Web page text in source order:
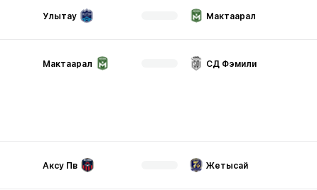
Улытау Мактаарал
Мактаарал СД Фэмили
Аксу Пв Жетысай